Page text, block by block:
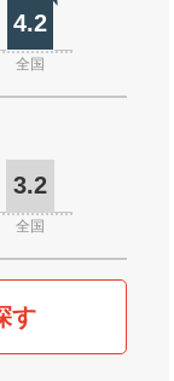
4.2
全国
3.2
全国
す